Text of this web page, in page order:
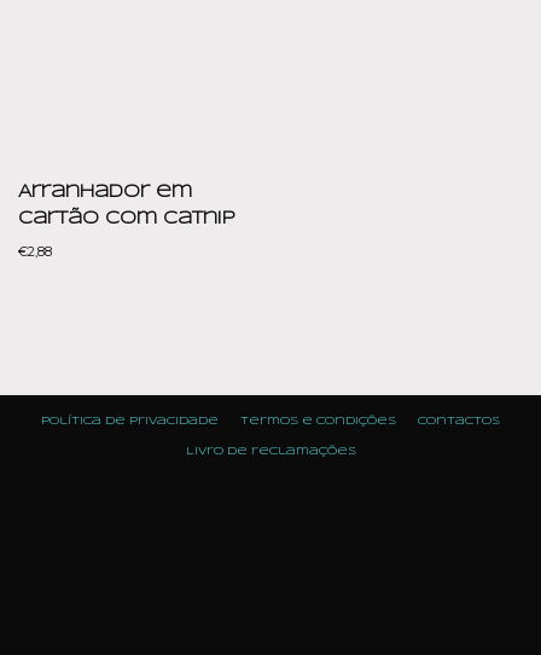
Arranhador em
Cartão com Catnip
€2,88
Política de Privacidade Termos e condições Contactos
Livro de reclamações